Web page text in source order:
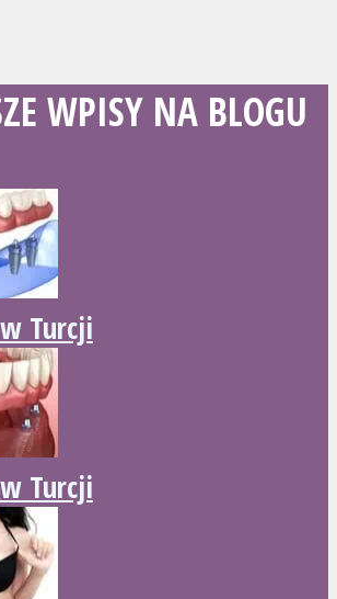
WPISY NA BLOGU
Turcji
Turcji